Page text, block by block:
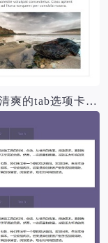
4种简洁清爽的tab选项卡特效